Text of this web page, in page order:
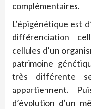
complémentaires.
L’épigénétique est
différenciation
cellules d’un
patrimoine
très différente
appartiennent.
d’évolution d’un